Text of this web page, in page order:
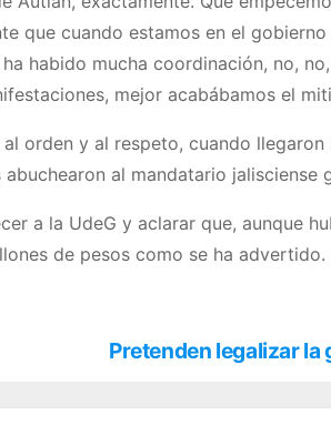
cuando estamos en el
habido mucha coordinación, no,
mejor acabábamos el
orden y al respeto, cuando
al mandatario jalisciense
a la UdeG y aclarar que, aunque
de pesos como se ha advertido.
Pretenden legalizar